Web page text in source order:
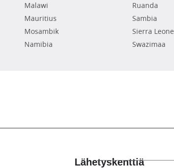
Malawi
Mauritius
Mosambik
Namibia
Ruanda
Sambia
Sierra Leone
Swazimaa
Lähetyskenttiä